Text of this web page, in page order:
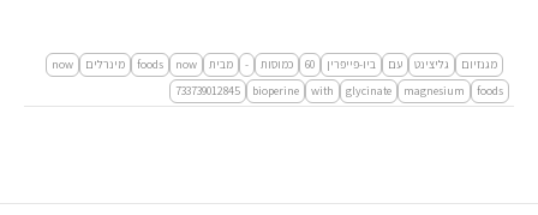
מגנזיום גליצינט עם ביו-פייפרין 60 כמוסות - מבית now
foods מינרלים
now
foods
magnesium
glycinate
with
bioperine
733739012845